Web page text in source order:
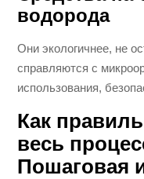
водорода
Они экологичнее, не
справляются с
использования,
Как
весь
Пошаговая